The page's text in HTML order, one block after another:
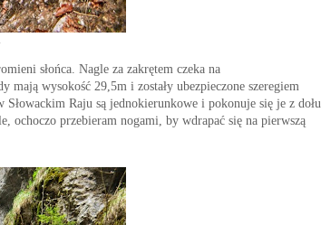
słońca Nagle za zakrętem czeka na
y mają wysokość 29,5m i zostały ubezpieczone szeregiem
Słowackim Raju są jednokierunkowe i pokonuje się je z dołu
ochoczo przebieram nogami, by wdrapać się na pierwszą